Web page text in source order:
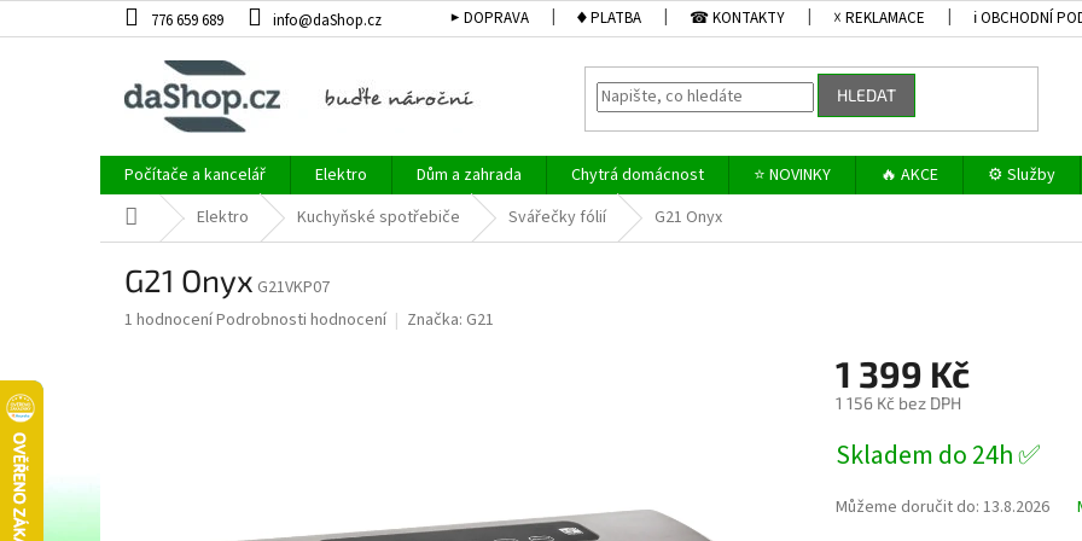
na
776 659 689 info@daShop.cz ▶ DOPRAVA ♦ PLATBA ☎ KONTAKTY ☓ REKLAMACE ℹ OBCHODNÍ
HLEDAT
Počítače a kancelář Elektro Dům a zahrada Chytrá domácnost ⭐ NOVINKY 🔥 AKCE ⚙️ Služby
Domů Elektro Kuchyňské spotřebiče Svářečky fólií G21 Onyx
G21 Onyx G21VKP07
Průměrné
1 hodnoceníPodrobnosti hodnocení Značka: G21
1 399 Kč
1 156 Kč bez DPH
cena:
Skladem do 24h ✅
Můžeme doručit do: 13.8.2026